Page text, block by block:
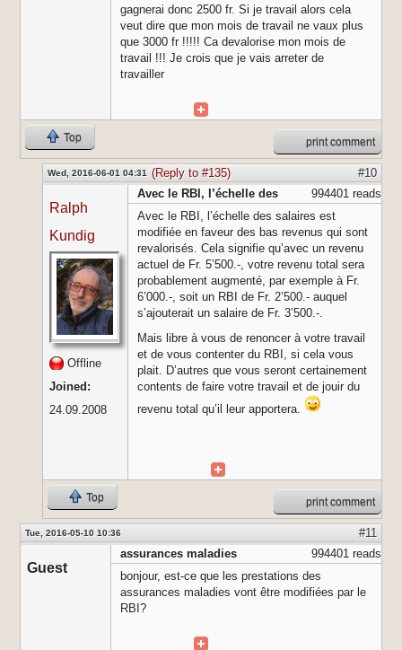
gagnerai donc 2500 fr. Si je travail alors cela
veut dire que mon mois de travail ne vaux plus
que 3000 fr !!!!! Ca devalorise mon mois de
travail !!! Je crois que je vais arreter de
travailler
Top print comment
Wed, 2016-06-01 04:31 (Reply to #135) #10
Ralph
Kundig
Offline
Joined:
24.09.2008
994401 reads
Avec le RBI, l’échelle des
Avec le RBI, l’échelle des salaires est
modifiée en faveur des bas revenus qui sont
revalorisés. Cela signifie qu’avec un revenu
actuel de Fr. 5’500.-, votre revenu total sera
probablement augmenté, par exemple à Fr.
6’000.-, soit un RBI de Fr. 2’500.- auquel
s’ajouterait un salaire de Fr. 3’500.-.
Mais libre à vous de renoncer à votre travail
et de vous contenter du RBI, si cela vous
plait. D’autres que vous seront certainement
contents de faire votre travail et de jouir du
revenu total qu’il leur apportera.
Top print comment
Tue, 2016-05-10 10:36 #11
Guest
994401 reads
assurances maladies
bonjour, est-ce que les prestations des
assurances maladies vont être modifiées par le
RBI?